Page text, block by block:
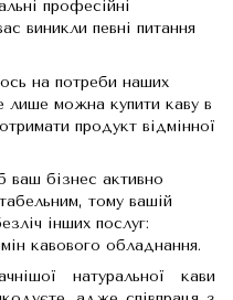
професійні
виникли певні питання
на потреби наших
лише можна купити каву в
продукт відмінної
бізнес активно
тому вашій
інших послуг:
кавового обладнання.
натуральної кави